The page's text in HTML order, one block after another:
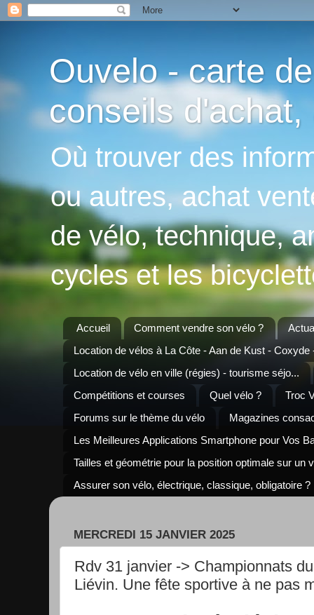
Ouvelo - carte
conseils
Où trouver des
ou autres, achat
de vélo, technique,
cycles et les
Accueil Comment vendre son vélo ?
Location de vélos à La Côte - Aan de Kust - Coxyde
Location de vélo en ville (régies) - tourisme séjo...
Compétitions et courses
Quel vélo ?
Troc
Forums sur le thème du vélo
Magazines
Les Meilleures Applications Smartphone pour Vos
Tailles et géométrie pour la position optimale sur un
Assurer son vélo, électrique, classique, obligatoire ?
MERCREDI 15 JANVIER 2025
Rdv 31 janvier -> Championnats
Liévin. Une fête sportive à ne pas